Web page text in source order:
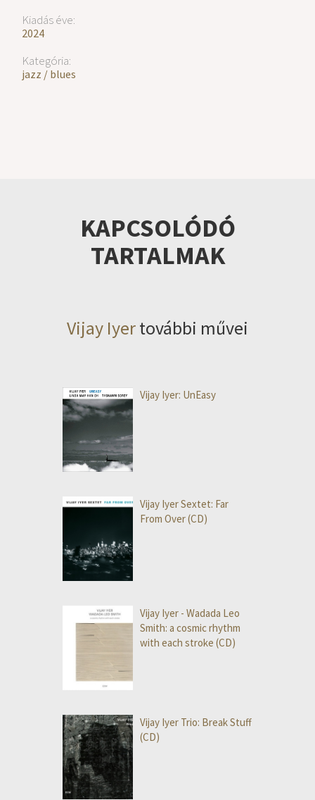
Kiadás éve:
2024
Kategória:
jazz / blues
KAPCSOLÓDÓ
TARTALMAK
Vijay Iyertovábbi művei
Vijay Iyer: UnEasy
Vijay Iyer Sextet: Far
From Over (CD)
Vijay Iyer - Wadada Leo
Smith: a cosmic rhythm
with each stroke (CD)
Vijay Iyer Trio: Break Stuff
(CD)